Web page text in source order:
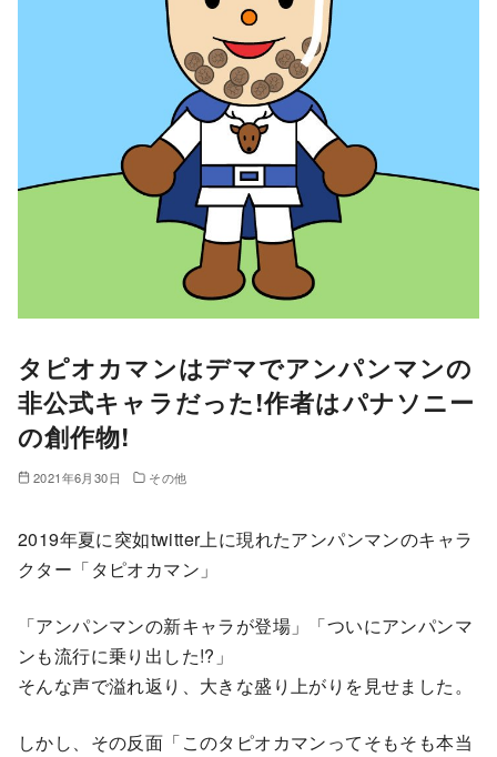
タピオカマンはデマでアンパンマンの
非公式キャラだった!作者はパナソニー
の創作物!
2021年6月30日 その他
2019年夏に突如twitter上に現れたアンパンマンのキャラ
クター「タピオカマン」
「アンパンマンの新キャラが登場」「ついにアンパンマ
ンも流行に乗り出した!?」
そんな声で溢れ返り、大きな盛り上がりを見せました。
しかし、その反面「このタピオカマンってそもそも本当